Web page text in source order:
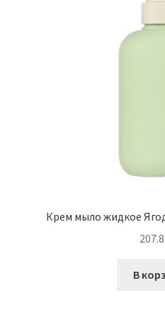
Крем мыло жидкое
В